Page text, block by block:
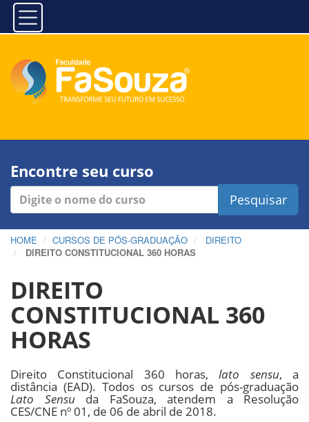
Encontre seu curso
Pesquisar
HOME CURSOS DE PÓS-GRADUAÇÃO
DIREITO
DIREITO CONSTITUCIONAL 360 HORAS
DIREITO
CONSTITUCIONAL 360
HORAS
Direito Constitucional 360 horas,lato sensu, a
distância (EAD). Todos os cursos de pós-graduação
Lato Sensuda FaSouza, atendem a Resolução
CES/CNE nº 01, de 06 de abril de 2018.